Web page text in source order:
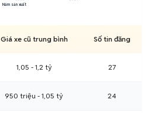
Năm sản xuất
Giá xe cũ trung bình Số tin đăng
1,05 - 1,2 tỷ 27
950 triệu - 1,05 tỷ 24